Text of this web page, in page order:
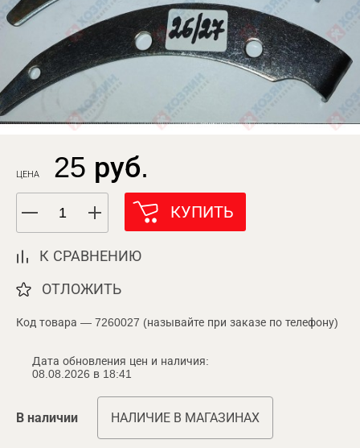
ЦЕНА 25 руб.
КУПИТЬ
К СРАВНЕНИЮ
ОТЛОЖИТЬ
Код товара — 7260027 (называйте при заказе по телефону)
Дата обновления цен и наличия:
08.08.2026 в 18:41
В наличии НАЛИЧИЕ В МАГАЗИНАХ